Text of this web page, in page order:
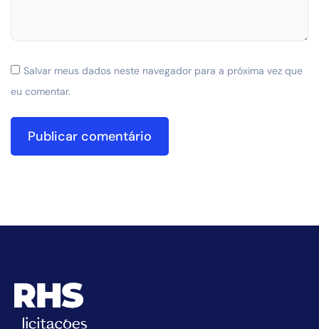
Salvar meus dados neste navegador para a próxima vez que
eu comentar.